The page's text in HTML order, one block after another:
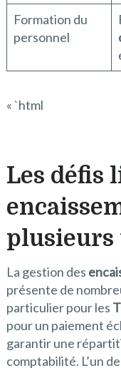
Formation du
personnel
« `html
Les défis
plusieurs
La gestion des
présente de
particulier pour les
pour un paiement
garantir une
comptabilité. L’un